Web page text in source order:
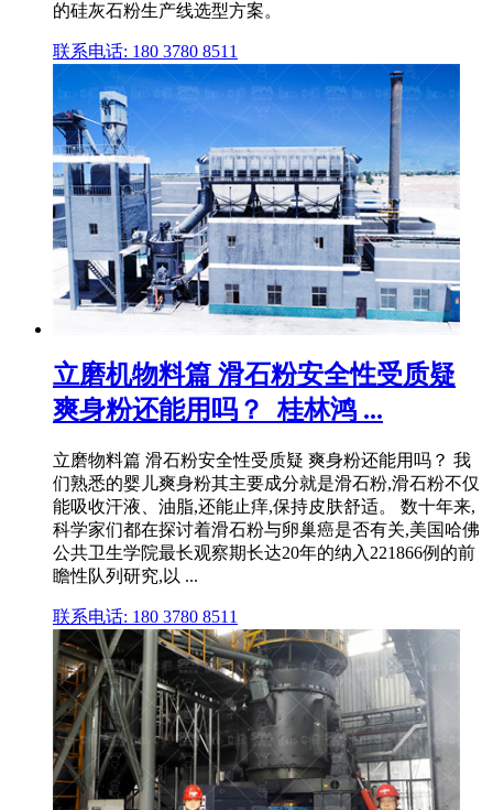
的硅灰石粉生产线选型方案。
联系电话: 180 3780 8511
立磨机物料篇 滑石粉安全性受质疑
爽身粉还能用吗？_桂林鸿 ...
立磨物料篇 滑石粉安全性受质疑 爽身粉还能用吗？ 我
们熟悉的婴儿爽身粉其主要成分就是滑石粉,滑石粉不仅
能吸收汗液、油脂,还能止痒,保持皮肤舒适。 数十年来,
科学家们都在探讨着滑石粉与卵巢癌是否有关,美国哈佛
公共卫生学院最长观察期长达20年的纳入221866例的前
瞻性队列研究,以 ...
联系电话: 180 3780 8511